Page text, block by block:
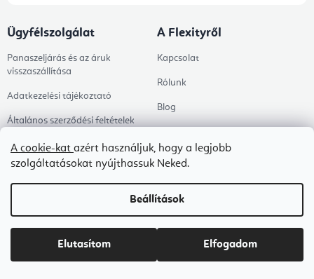
A cookie-kat azért használjuk, hogy a legjobb
szolgáltatásokat nyújthassuk Neked.
Beállítások
Elutasítom Elfogadom
Ügyfélszolgálat
Panaszeljárás és az áruk
visszaszállítása
Adatkezelési tájékoztató
Általános szerződési feltételek
B2B ÁSZF
Ingyenes kézbesítés
Árukereső értékelése
Megrendelés állapota
A Flexityről
Kapcsolat
Rólunk
Blog